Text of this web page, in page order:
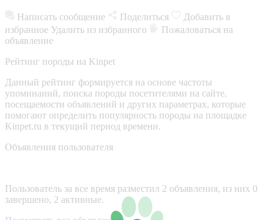
Написать сообщение Поделиться
Добавить в
избранное Удалить из избранного
Пожаловаться на
объявление
Рейтинг породы на Kinpet
Данный рейтинг формируется на основе частоты
упоминаний, поиска породы посетителями на сайте,
посещаемости объявлений и других параметрах, которые
помогают определить популярность породы на площадке
Kinpet.ru в текущий период времени.
Объявления пользователя
Пользователь за все время разместил 2 объявления, из них 0
завершено, 2 активные.